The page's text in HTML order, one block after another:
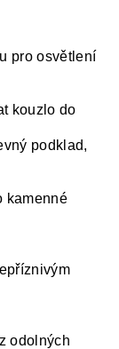
pro osvětlení
kouzlo do
podklad,
kamenné
odolných